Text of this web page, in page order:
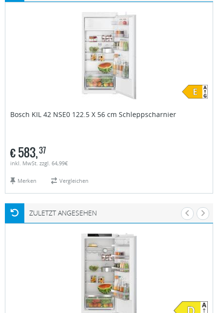
Bosch KIL 42 NSE0 122.5 X 56 cm Schleppscharnier
€583,37
inkl. MwSt. zzgl. 64,99€
Merken Vergleichen
ZULETZT ANGESEHEN